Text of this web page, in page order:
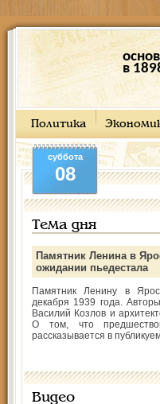
в
Политика
суббота
08
Тема дня
Памятник Ленина в
ожидании пьедестала
Памятник Ленину в
декабря 1939 года.
Василий Козлов и
О том, что
рассказывается в
Видео